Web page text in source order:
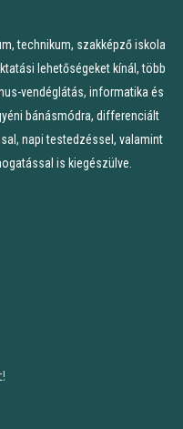
technikum, szakképző iskola
lehetőségeket kínál, több
vendéglátás, informatika és
bánásmódra, differenciált
napi testedzéssel, valamint
is kiegészülve.